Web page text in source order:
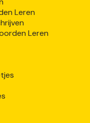
Leren
Leren